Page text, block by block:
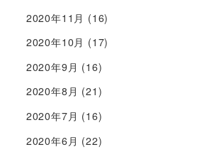
2020年11月 (16)
2020年10月 (17)
2020年9月 (16)
2020年8月 (21)
2020年7月 (16)
2020年6月 (22)